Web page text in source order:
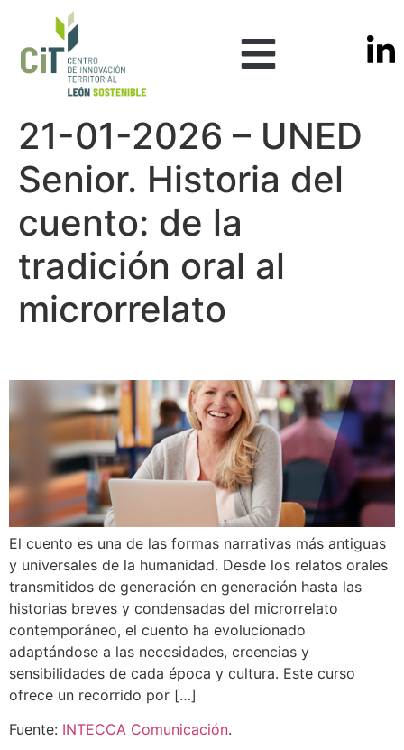
21-01-2026 – UNED
Senior. Historia del
cuento: de la
tradición oral al
microrrelato
El cuento es una de las formas narrativas más antiguas
y universales de la humanidad. Desde los relatos orales
transmitidos de generación en generación hasta las
historias breves y condensadas del microrrelato
contemporáneo, el cuento ha evolucionado
adaptándose a las necesidades, creencias y
sensibilidades de cada época y cultura. Este curso
ofrece un recorrido por […]
Fuente: INTECCA Comunicación.